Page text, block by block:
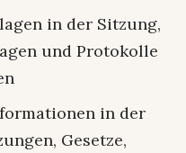
in der Sitzung,
und Protokolle
in der
Gesetze,